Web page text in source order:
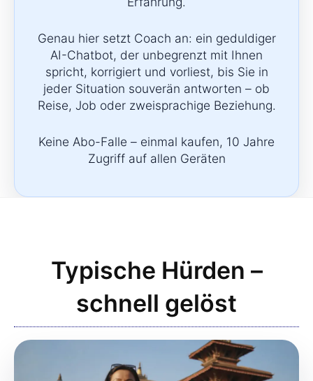
Genau hier setzt Coach an: ein geduldiger
AI-Chatbot, der unbegrenzt mit Ihnen
spricht, korrigiert und vorliest, bis Sie in
jeder Situation souverän antworten – ob
Reise, Job oder zweisprachige Beziehung.
Keine Abo-Falle – einmal kaufen, 10 Jahre
Zugriff auf allen Geräten
Typische Hürden –
schnell gelöst